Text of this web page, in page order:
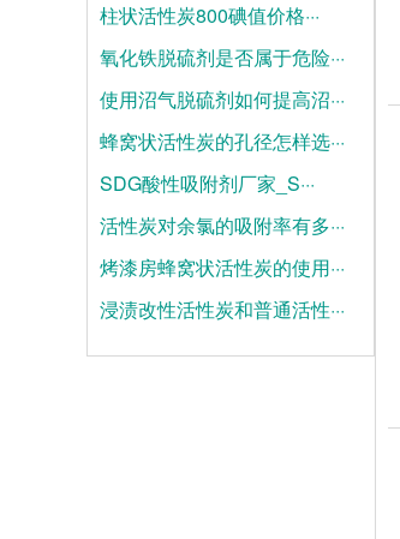
2026-07-28
柱状活性炭800碘值价格···
2026-07-21
氧化铁脱硫剂是否属于危险···
2025-06-19
使用沼气脱硫剂如何提高沼···
2025-06-12
蜂窝状活性炭的孔径怎样选···
2025-06-05
SDG酸性吸附剂厂家_S···
2025-05-28
活性炭对余氯的吸附率有多···
2025-05-21
烤漆房蜂窝状活性炭的使用···
2025-05-14
浸渍改性活性炭和普通活性···
2025-05-07